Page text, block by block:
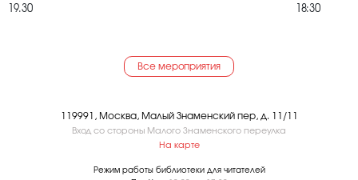
19.30
18:30
Все мероприятия
119991, Москва, Малый Знаменский пер, д. 11/11
Вход со стороны Малого Знаменского переулка
На карте
Режим работы библиотеки для читателей